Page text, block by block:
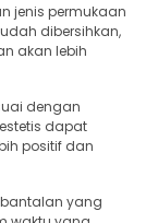
jenis permukaan
dibersihkan,
akan lebih
dengan
dapat
positif dan
bantalan yang